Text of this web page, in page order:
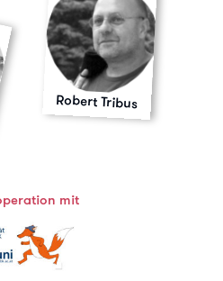
Robert Tribus
mit